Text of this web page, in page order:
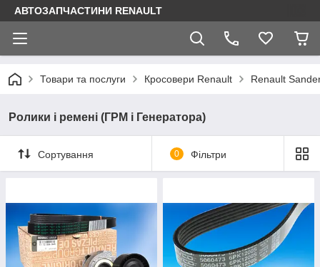
АВТОЗАПЧАСТИНИ RENAULT
Товари та послуги Кросовери Renault Renault
Ролики і ремені (ГРМ і Генератора)
Сортування 0 Фільтри